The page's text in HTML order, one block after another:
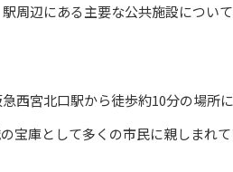
周辺にある主要な公共施設につい
西宮北口駅から徒歩約10分の場所
宝庫として多くの市民に親しまれて